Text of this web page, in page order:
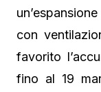
con
favorito
fino al 19